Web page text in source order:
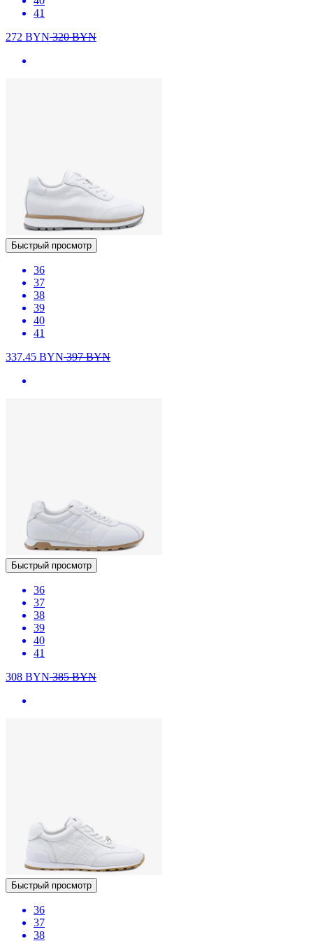
41
272 BYN320BYN
Быстрый просмотр
36
37
38
39
40
41
337.45 BYN397BYN
Быстрый просмотр
36
37
38
39
40
41
308 BYN385BYN
Быстрый просмотр
36
37
38